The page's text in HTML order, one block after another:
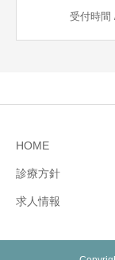
受付時間
HOME
診療方針
求人情報